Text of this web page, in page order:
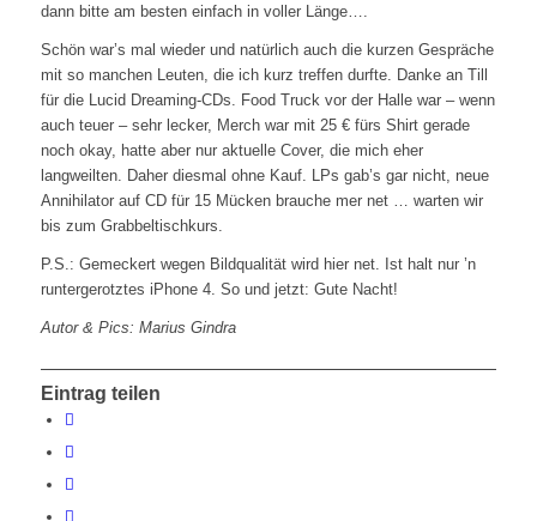
dann bitte am besten einfach in voller Länge….
Schön war’s mal wieder und natürlich auch die kurzen Gespräche
mit so manchen Leuten, die ich kurz treffen durfte. Danke an Till
für die Lucid Dreaming-CDs. Food Truck vor der Halle war – wenn
auch teuer – sehr lecker, Merch war mit 25 € fürs Shirt gerade
noch okay, hatte aber nur aktuelle Cover, die mich eher
langweilten. Daher diesmal ohne Kauf. LPs gab’s gar nicht, neue
Annihilator auf CD für 15 Mücken brauche mer net … warten wir
bis zum Grabbeltischkurs.
P.S.: Gemeckert wegen Bildqualität wird hier net. Ist halt nur ’n
runtergerotztes iPhone 4. So und jetzt: Gute Nacht!
Autor & Pics: Marius Gindra
Eintrag teilen